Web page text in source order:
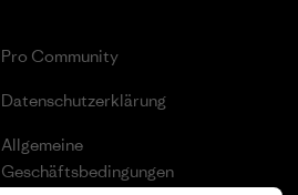
Pro Community
Datenschutzerklärung
Allgemeine
Geschäftsbedingungen